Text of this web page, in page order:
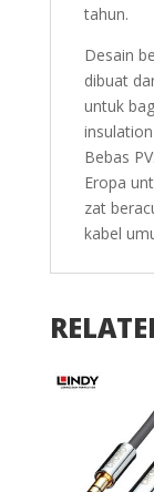
tahun.
Desain
dibuat
untuk
Bebas
Eropa
zat
kabel